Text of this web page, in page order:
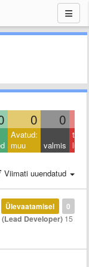
0 0
Avatud:
muu
valmis
Viimati uuendatud
0
Ülevaatamisel
Developer) 15